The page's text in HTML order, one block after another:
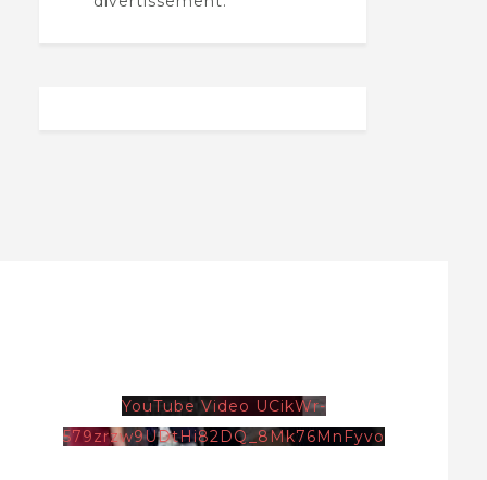
YouTube Video UCikWr-
579zrzw9UDtHi82DQ_8Mk76MnFyvo